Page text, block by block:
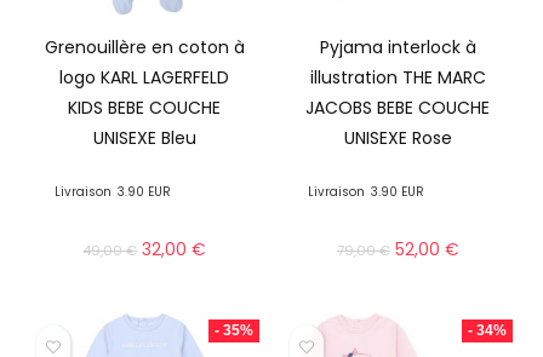
Grenouillère en coton à
logo KARL LAGERFELD
KIDS BEBE COUCHE
UNISEXE Bleu
Livraison 3.90 EUR
49,00€ 32,00€
Pyjama interlock à
illustration THE MARC
JACOBS BEBE COUCHE
UNISEXE Rose
Livraison 3.90 EUR
79,00€ 52,00 €
- 35% - 34%